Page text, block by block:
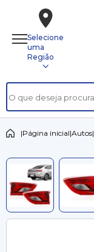
Selecione
uma
Região
|Página inicial|Autos|